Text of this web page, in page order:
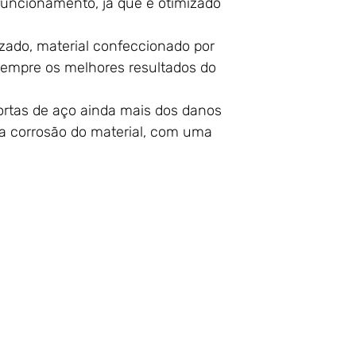
material confeccionado por
os melhores resultados do
de aço ainda mais dos danos
corrosão do material, com uma